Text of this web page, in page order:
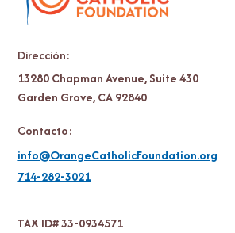
Dirección:
13280 Chapman Avenue, Suite 430
Garden Grove, CA 92840
Contacto:
info@OrangeCatholicFoundation.org
714-282-3021
TAX ID# 33-0934571